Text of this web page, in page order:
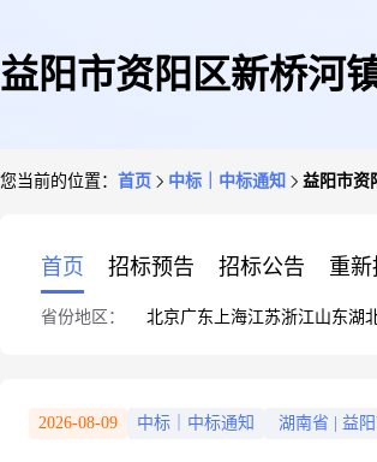
益阳市资阳区新桥河
您当前的位置： 首页 中标｜中标通知 益阳市资
首页 招标预告 招标公告 重
省份地区： 北京广东 上海江苏浙江山东湖
2026-08-09 中标｜中标通知 湖南省 益